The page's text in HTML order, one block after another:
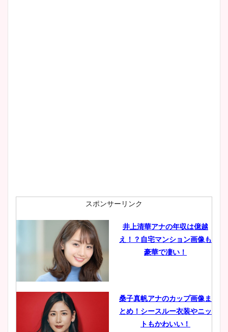
スポンサーリンク
井上清華アナの年収は億越
え！？自宅マンション画像も
豪華で凄い！
桑子真帆アナのカップ画像ま
とめ！シースルー衣装やニッ
トもかわいい！